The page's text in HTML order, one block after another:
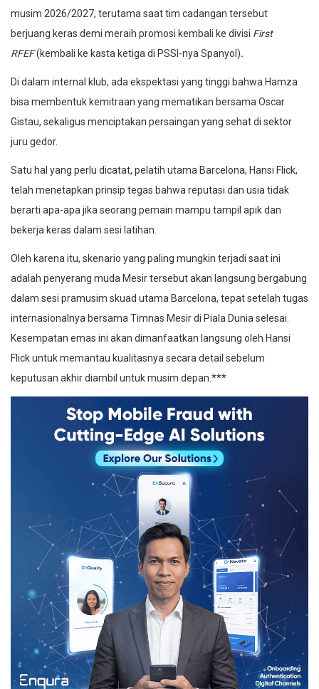
musim 2026/2027, terutama saat tim cadangan tersebut
berjuang keras demi meraih promosi kembali ke divisi First
RFEF(kembali ke kasta ketiga di PSSI-nya Spanyol).
Di dalam internal klub, ada ekspektasi yang tinggi bahwa Hamza
bisa membentuk kemitraan yang mematikan bersama Oscar
Gistau, sekaligus menciptakan persaingan yang sehat di sektor
juru gedor.
Satu hal yang perlu dicatat, pelatih utama Barcelona, Hansi Flick,
telah menetapkan prinsip tegas bahwa reputasi dan usia tidak
berarti apa-apa jika seorang pemain mampu tampil apik dan
bekerja keras dalam sesi latihan.
Oleh karena itu, skenario yang paling mungkin terjadi saat ini
adalah penyerang muda Mesir tersebut akan langsung bergabung
dalam sesi pramusim skuad utama Barcelona, tepat setelah tugas
internasionalnya bersama Timnas Mesir di Piala Dunia selesai.
Kesempatan emas ini akan dimanfaatkan langsung oleh Hansi
Flick untuk memantau kualitasnya secara detail sebelum
keputusan akhir diambil untuk musim depan.***